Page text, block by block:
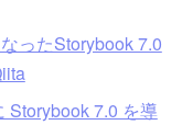
ったStorybook 7.0
Storybook 7.0 を導